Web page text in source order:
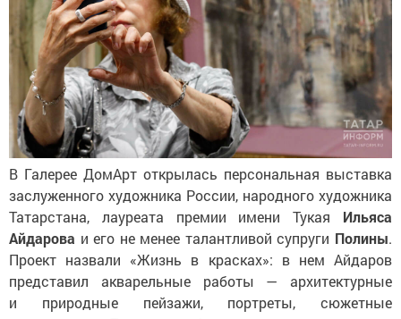
В Галерее ДомАрт открылась персональная выставка
заслуженного художника России, народного художника
Татарстана, лауреата премии имени Тукая Ильяса
Айдарова и его не менее талантливой супруги Полины.
Проект назвали «Жизнь в красках»: в нем Айдаров
представил акварельные работы — архитектурные
и природные пейзажи, портреты, сюжетные